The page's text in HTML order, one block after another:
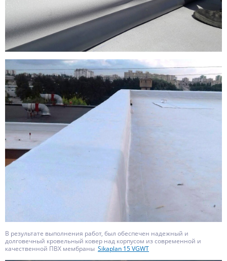
В результате выполнения работ, был обеспечен надежный и
долговечный кровельный ковер над корпусом из современной и
качественной ПВХ мембраны Sikaplan 15 VGWT